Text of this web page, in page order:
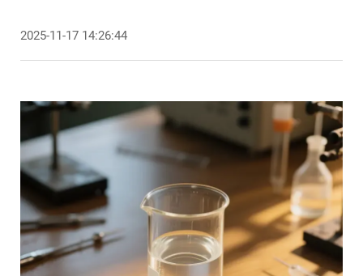
2025-11-17 14:26:44